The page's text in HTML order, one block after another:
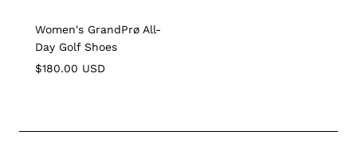
Women's GrandPrø All-
Day Golf Shoes
Regular
$180.00 USD